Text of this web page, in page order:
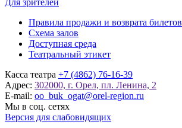
Правила продажи и возврата билетов
Схема залов
Доступная среда
Театральный этикет
Касса театра +7 (4862) 76-16-39
Адрес: 302000, г. Орел, пл. Ленина, 2
E-mail: oo_buk_ogat@orel-region.ru
Мы в соц. сетях
Версия для слабовидящих